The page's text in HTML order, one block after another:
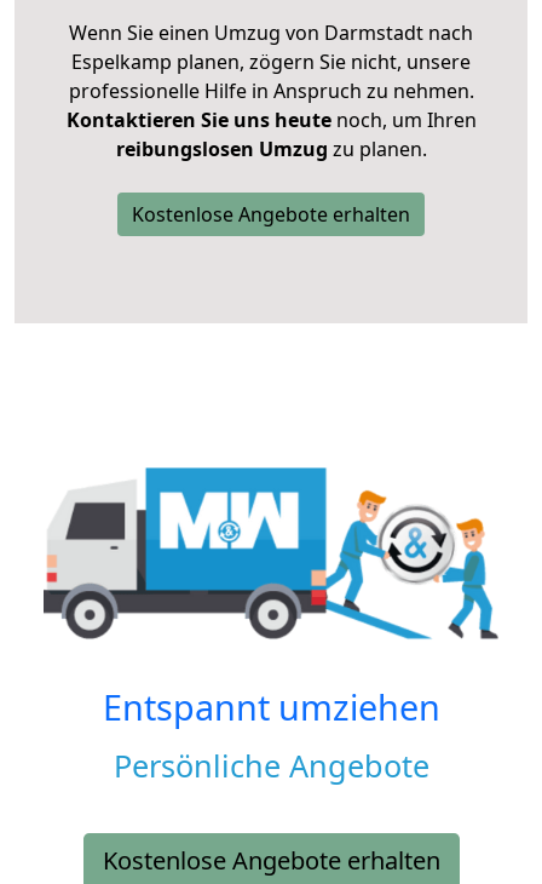
Wenn Sie einen Umzug von Darmstadt nach
Espelkamp planen, zögern Sie nicht, unsere
professionelle Hilfe in Anspruch zu nehmen.
Kontaktieren Sie uns heutenoch, um Ihren
reibungslosen Umzug zu planen.
Kostenlose Angebote erhalten
Entspannt umziehen
Persönliche Angebote
Kostenlose Angebote erhalten